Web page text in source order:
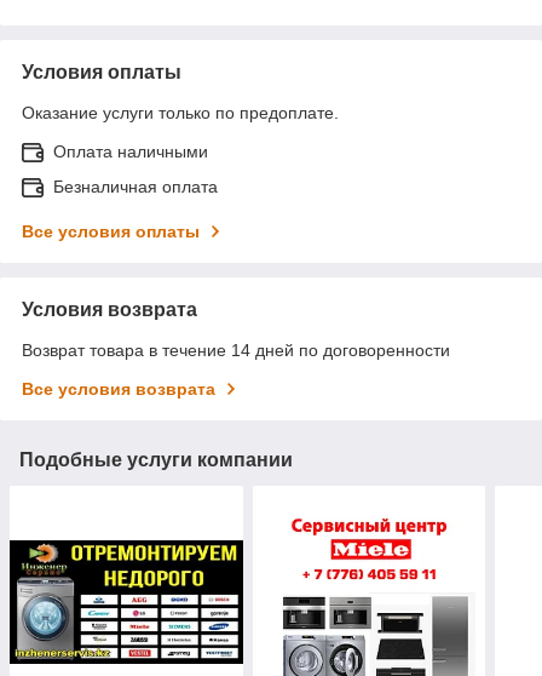
Условия оплаты
Оказание услуги только по предоплате.
Оплата наличными
Безналичная оплата
Все условия оплаты
Условия возврата
Возврат товара в течение 14 дней по договоренности
Все условия возврата
Подобные услуги компании